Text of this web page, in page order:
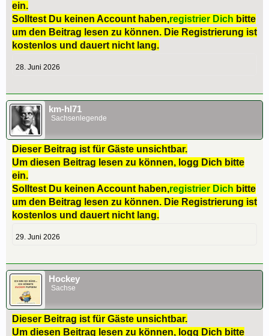
ein.
Solltest Du keinen Account haben,registrier Dich bitte
um den Beitrag lesen zu können. Die Registrierung ist
kostenlos und dauert nicht lang.
28. Juni 2026
km-hl71
Sachsenlegende
Dieser Beitrag ist für Gäste unsichtbar.
Um diesen Beitrag lesen zu können, logg Dich bitte
ein.
Solltest Du keinen Account haben,registrier Dich bitte
um den Beitrag lesen zu können. Die Registrierung ist
kostenlos und dauert nicht lang.
29. Juni 2026
Hockey
Sachse
Dieser Beitrag ist für Gäste unsichtbar.
Um diesen Beitrag lesen zu können, logg Dich bitte